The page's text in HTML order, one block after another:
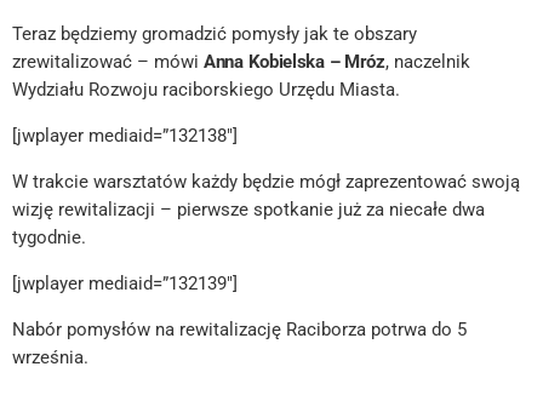
Teraz będziemy gromadzić pomysły jak te obszary
zrewitalizować – mówi Anna Kobielska – Mróz, naczelnik
Wydziału Rozwoju raciborskiego Urzędu Miasta.
[jwplayer mediaid=”132138″]
W trakcie warsztatów każdy będzie mógł zaprezentować swoją
wizję rewitalizacji – pierwsze spotkanie już za niecałe dwa
tygodnie.
[jwplayer mediaid=”132139″]
Nabór pomysłów na rewitalizację Raciborza potrwa do 5
września.